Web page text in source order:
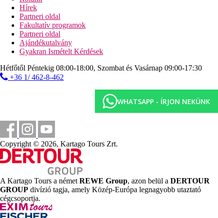
Hírek
Partneri oldal
Fakultatív programok
Partneri oldal
Ajándékutalvány
Gyakran Ismételt Kérdések
Hétfőtől Péntekig 08:00-18:00, Szombat és Vasárnap 09:00-17:30
+36 1/ 462-8-462
WHATSAPP - ÍRJON NEKÜNK
Copyright © 2026, Kartago Tours Zrt.
A Kartago Tours a német REWE Group, azon belül a DERTOUR
GROUP divízió tagja, amely Közép-Európa legnagyobb utaztató
cégcsoportja.